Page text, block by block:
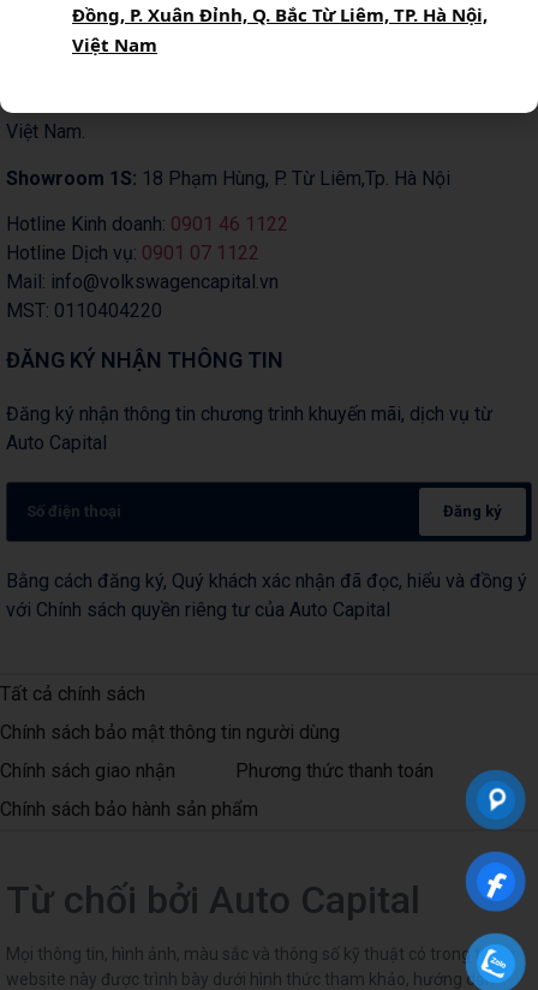
Công ty Cổ phần Auto Capital
Việt Nam.
Showroom 1S: 18 Phạm Hùng, P. Từ Liêm,Tp. Hà Nội
Hotline Kinh doanh: 0901 46 1122
Hotline Dịch vụ: 0901 07 1122
Mail: info@volkswagencapital.vn
MST: 0110404220
ĐĂNG KÝ NHẬN THÔNG TIN
Đăng ký nhận thông tin chương trình khuyến mãi, dịch vụ từ
Auto Capital
Đăng ký
Bằng cách đăng ký, Quý khách xác nhận đã đọc, hiểu và đồng ý
với Chính sách quyền riêng tư của Auto Capital
Tất cả chính sách
Chính sách bảo mật thông tin người dùng
Chính sách giao nhận
Phương thức thanh toán
Chính sách bảo hành sản phẩm
Từ chối bởi Auto Capital
Mọi thông tin, hình ảnh, màu sắc và thông số kỹ thuật có trong trang
website này được trình bày dưới hình thức tham khảo, hướng dẫn
Đồng, P. Xuân Đỉnh, Q. Bắc Từ Liêm, TP. Hà Nội,
Việt Nam